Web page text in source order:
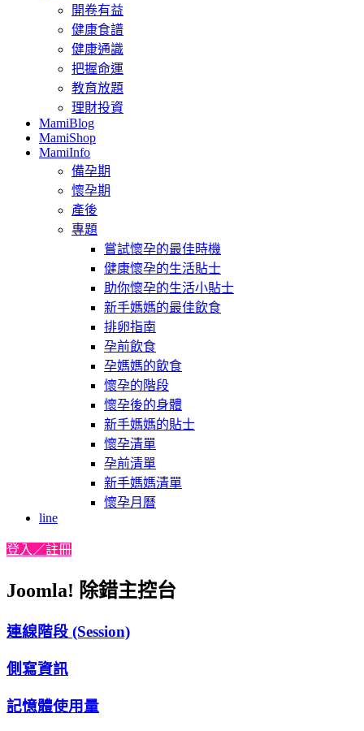
開卷有益
健康食譜
健康通識
把握命運
教育放題
理財投資
MamiBlog
MamiShop
MamiInfo
備孕期
懷孕期
產後
專題
嘗試懷孕的最佳時機
健康懷孕的生活貼士
助你懷孕的生活小貼士
新手媽媽的最佳飲食
排卵指南
孕前飲食
孕媽媽的飲食
懷孕的階段
懷孕後的身體
新手媽媽的貼士
懷孕清單
孕前清單
新手媽媽清單
懷孕月曆
line
登入／註冊
Joomla! 除錯主控台
連線階段 (Session)
側寫資訊
記憶體使用量